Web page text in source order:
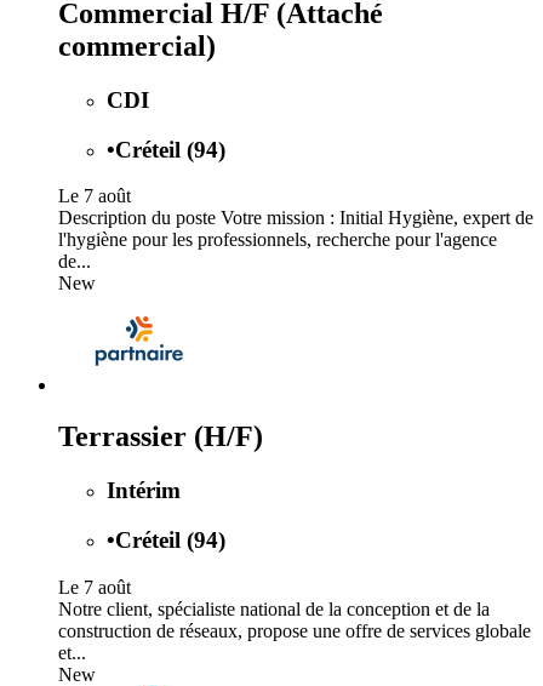
Commercial H/F (Attaché
commercial)
CDI
•Créteil (94)
Le 7 août
Description du poste Votre mission : Initial Hygiène, expert de
l'hygiène pour les professionnels, recherche pour l'agence
de...
New
Terrassier (H/F)
Intérim
•Créteil (94)
Le 7 août
Notre client, spécialiste national de la conception et de la
construction de réseaux, propose une offre de services globale
et...
New